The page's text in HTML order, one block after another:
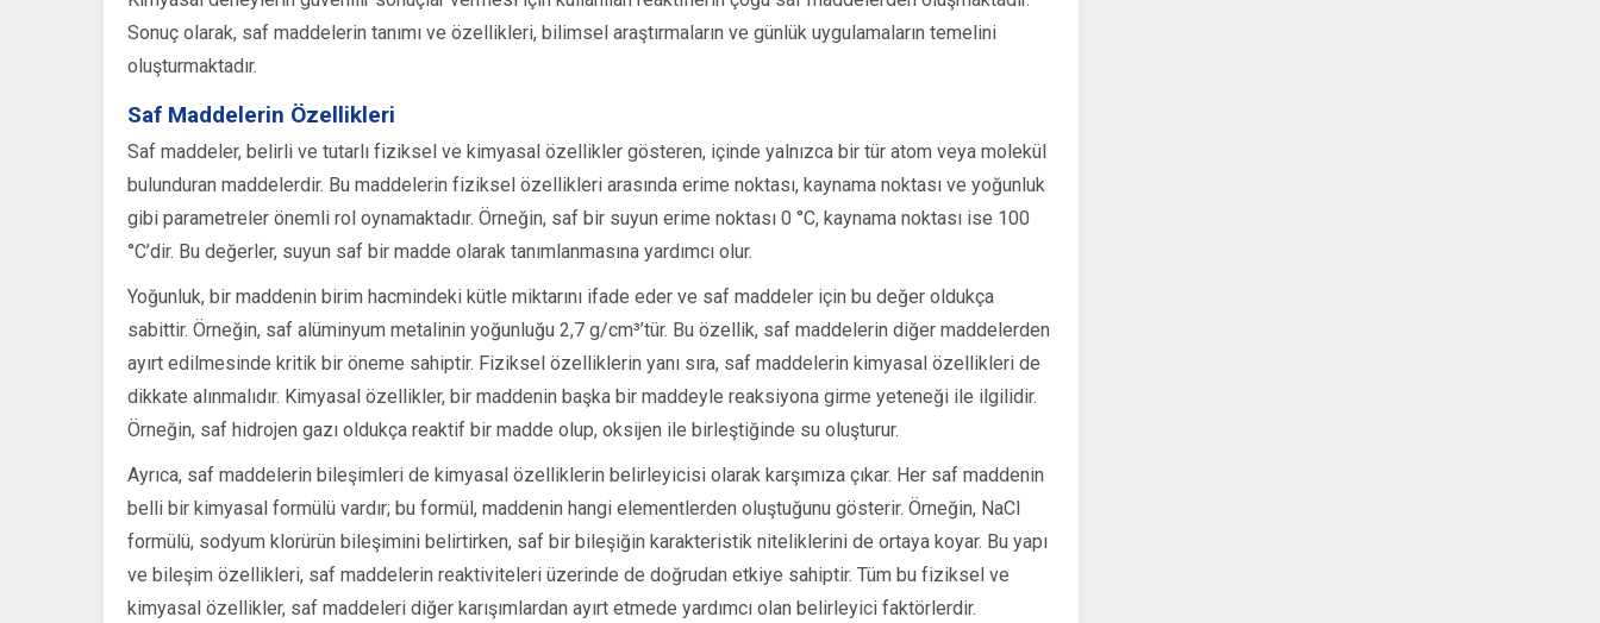
Sonuç olarak, saf maddelerin tanımı ve özellikleri, bilimsel araştırmaların ve günlük uygulamaların temelini
oluşturmaktadır.
Saf Maddelerin Özellikleri
Saf maddeler, belirli ve tutarlı fiziksel ve kimyasal özellikler gösteren, içinde yalnızca bir tür atom veya molekül
bulunduran maddelerdir. Bu maddelerin fiziksel özellikleri arasında erime noktası, kaynama noktası ve yoğunluk
gibi parametreler önemli rol oynamaktadır. Örneğin, saf bir suyun erime noktası 0 °C, kaynama noktası ise 100
°C’dir. Bu değerler, suyun saf bir madde olarak tanımlanmasına yardımcı olur.
Yoğunluk, bir maddenin birim hacmindeki kütle miktarını ifade eder ve saf maddeler için bu değer oldukça
sabittir. Örneğin, saf alüminyum metalinin yoğunluğu 2,7 g/cm³’tür. Bu özellik, saf maddelerin diğer maddelerden
ayırt edilmesinde kritik bir öneme sahiptir. Fiziksel özelliklerin yanı sıra, saf maddelerin kimyasal özellikleri de
dikkate alınmalıdır. Kimyasal özellikler, bir maddenin başka bir maddeyle reaksiyona girme yeteneği ile ilgilidir.
Örneğin, saf hidrojen gazı oldukça reaktif bir madde olup, oksijen ile birleştiğinde su oluşturur.
Ayrıca, saf maddelerin bileşimleri de kimyasal özelliklerin belirleyicisi olarak karşımıza çıkar. Her saf maddenin
belli bir kimyasal formülü vardır; bu formül, maddenin hangi elementlerden oluştuğunu gösterir. Örneğin, NaCl
formülü, sodyum klorürün bileşimini belirtirken, saf bir bileşiğin karakteristik niteliklerini de ortaya koyar. Bu yapı
ve bileşim özellikleri, saf maddelerin reaktiviteleri üzerinde de doğrudan etkiye sahiptir. Tüm bu fiziksel ve
kimyasal özellikler, saf maddeleri diğer karışımlardan ayırt etmede yardımcı olan belirleyici faktörlerdir.